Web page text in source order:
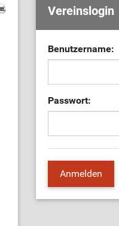
Vereinslogin
Benutzername:
Passwort: